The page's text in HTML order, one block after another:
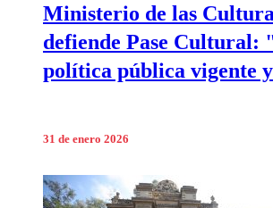
Ministerio de las
defiende Pase Cultural:
política pública vigente
31 de enero 2026